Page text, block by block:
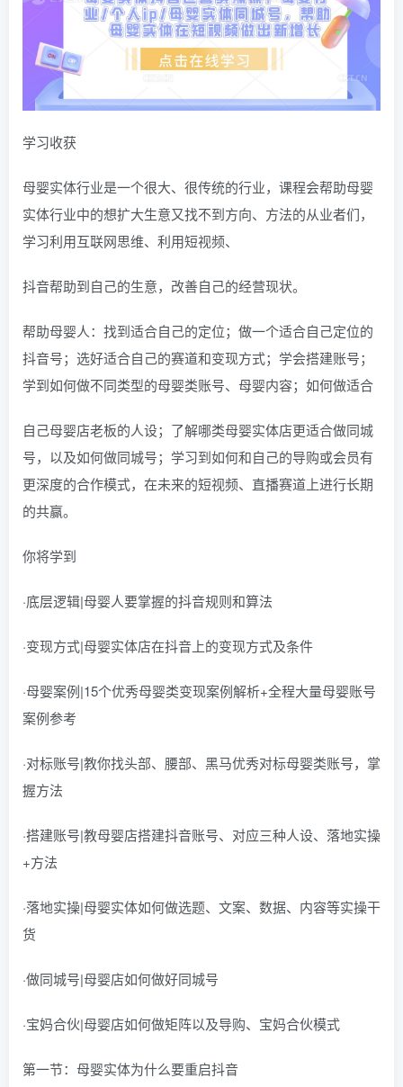
学习收获
母婴实体行业是一个很大、很传统的行业，课程会帮助母婴
实体行业中的想扩大生意又找不到方向、方法的从业者们，
学习利用互联网思维、利用短视频、
抖音帮助到自己的生意，改善自己的经营现状。
帮助母婴人：找到适合自己的定位；做一个适合自己定位的
抖音号；选好适合自己的赛道和变现方式；学会搭建账号；
学到如何做不同类型的母婴类账号、母婴内容；如何做适合
自己母婴店老板的人设；了解哪类母婴实体店更适合做同城
号，以及如何做同城号；学习到如何和自己的导购或会员有
更深度的合作模式，在未来的短视频、直播赛道上进行长期
的共赢。
你将学到
·底层逻辑|母婴人要掌握的抖音规则和算法
·变现方式|母婴实体店在抖音上的变现方式及条件
·母婴案例|15个优秀母婴类变现案例解析+全程大量母婴账号
案例参考
·对标账号|教你找头部、腰部、黑马优秀对标母婴类账号，掌
握方法
·搭建账号|教母婴店搭建抖音账号、对应三种人设、落地实操
+方法
·落地实操|母婴实体如何做选题、文案、数据、内容等实操干
货
·做同城号|母婴店如何做好同城号
·宝妈合伙|母婴店如何做矩阵以及导购、宝妈合伙模式
第一节：母婴实体为什么要重启抖音